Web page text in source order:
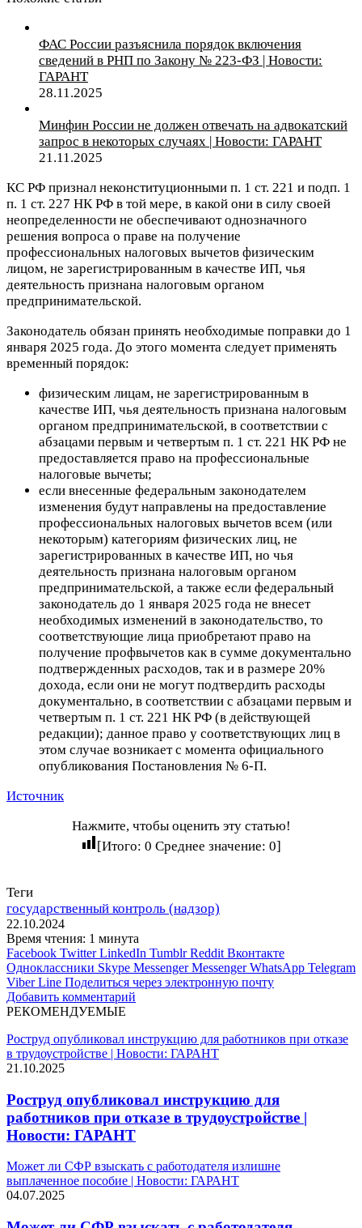
ФАС России разъяснила порядок включения
сведений в РНП по Закону № 223-ФЗ | Новости:
ГАРАНТ
28.11.2025
Минфин России не должен отвечать на адвокатский
запрос в некоторых случаях | Новости: ГАРАНТ
21.11.2025
КС РФ признал неконституционными п. 1 ст. 221 и подп. 1
п. 1 ст. 227 НК РФ в той мере, в какой они в силу своей
неопределенности не обеспечивают однозначного
решения вопроса о праве на получение
профессиональных налоговых вычетов физическим
лицом, не зарегистрированным в качестве ИП, чья
деятельность признана налоговым органом
предпринимательской.
Законодатель обязан принять необходимые поправки до 1
января 2025 года. До этого момента следует применять
временный порядок:
физическим лицам, не зарегистрированным в
качестве ИП, чья деятельность признана налоговым
органом предпринимательской, в соответствии с
абзацами первым и четвертым п. 1 ст. 221 НК РФ не
предоставляется право на профессиональные
налоговые вычеты;
если внесенные федеральным законодателем
изменения будут направлены на предоставление
профессиональных налоговых вычетов всем (или
некоторым) категориям физических лиц, не
зарегистрированных в качестве ИП, но чья
деятельность признана налоговым органом
предпринимательской, а также если федеральный
законодатель до 1 января 2025 года не внесет
необходимых изменений в законодательство, то
соответствующие лица приобретают право на
получение профвычетов как в сумме документально
подтвержденных расходов, так и в размере 20%
дохода, если они не могут подтвердить расходы
документально, в соответствии с абзацами первым и
четвертым п. 1 ст. 221 НК РФ (в действующей
редакции); данное право у соответствующих лиц в
этом случае возникает с момента официального
опубликования Постановления № 6-П.
Источник
Нажмите, чтобы оценить эту статью!
[Итого: 0 Среднее значение: 0]
Теги
государственный контроль (надзор)
22.10.2024
Время чтения: 1 минута
Facebook Twitter LinkedIn Tumblr Reddit Вконтакте
Одноклассники Skype Messenger Messenger WhatsApp Telegram
Viber Line Поделиться через электронную почту
Добавить комментарий
РЕКОМЕНДУЕМЫЕ
Роструд опубликовал инструкцию для работников при отказе
в трудоустройстве | Новости: ГАРАНТ
21.10.2025
Роструд опубликовал инструкцию для
работников при отказе в трудоустройстве |
Новости: ГАРАНТ
Может ли СФР взыскать с работодателя излишне
выплаченное пособие | Новости: ГАРАНТ
04.07.2025